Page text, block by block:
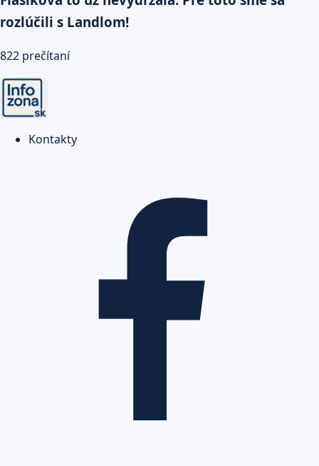
rozlúčili s Landlom!
822 prečítaní
Kontakty